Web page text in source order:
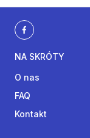
NA SKRÓTY
O nas
FAQ
Kontakt